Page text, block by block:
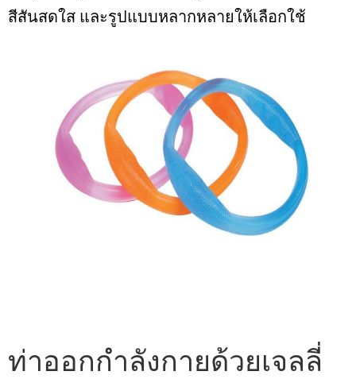
สีสันสดใส และรูปแบบหลากหลายให้เลือกใช้
ท่าออกกำลังกายด้วยเจลลี่